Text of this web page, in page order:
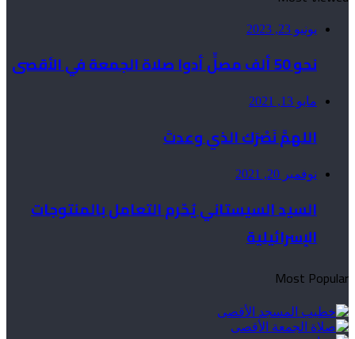
يونيو 23, 2023
نحو 50 ألف مصلٍّ أدوا صلاة الجمعة في الأقصى
مايو 13, 2021
اللهمَّ نَصْرَك الذي وعدتَ
نوفمبر 20, 2021
السيد السيستاني يُحّرم التعامل بالمنتوجات
الإسرائيلية
Most Popular